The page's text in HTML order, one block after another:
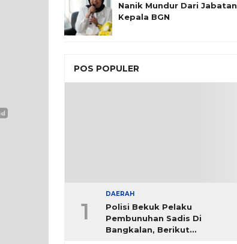
Nanik Mundur Dari Jabatan
Kepala BGN
POS POPULER
1
DAERAH
Polisi Bekuk Pelaku
Pembunuhan Sadis Di
Bangkalan, Berikut